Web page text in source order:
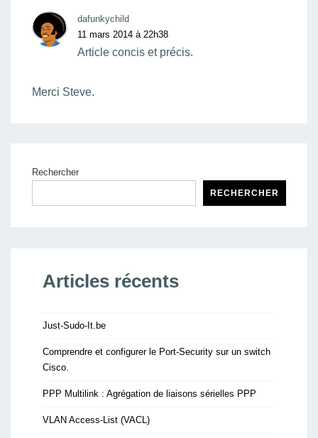
dafunkychild
11 mars 2014 à 22h38
Article concis et précis.
Merci Steve.
Rechercher
RECHERCHER
Articles récents
Just-Sudo-It.be
Comprendre et configurer le Port-Security sur un switch
Cisco.
PPP Multilink : Agrégation de liaisons sérielles PPP
VLAN Access-List (VACL)